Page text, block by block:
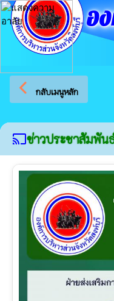
อ
arrow_back_ios กลับเมนูหลัก
castข่าวประชาสัมพัน